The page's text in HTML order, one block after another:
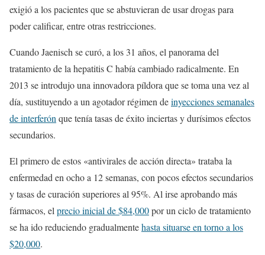
exigió a los pacientes que se abstuvieran de usar drogas para
poder calificar, entre otras restricciones.
Cuando Jaenisch se curó, a los 31 años, el panorama del
tratamiento de la hepatitis C había cambiado radicalmente. En
2013 se introdujo una innovadora píldora que se toma una vez al
día, sustituyendo a un agotador régimen deinyecciones semanales
de interferónque tenía tasas de éxito inciertas y durísimos efectos
secundarios.
El primero de estos «antivirales de acción directa» trataba la
enfermedad en ocho a 12 semanas, con pocos efectos secundarios
y tasas de curación superiores al 95%. Al irse aprobando más
fármacos, elprecio inicial de $84,000por un ciclo de tratamiento
se ha ido reduciendo gradualmentehasta situarse en torno a los
$20,000.